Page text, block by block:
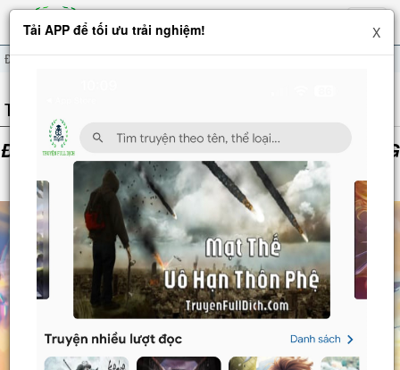
Hiện
menu
Đại Thừa Kỳ Mới Có Nghịch Tập Hệ Thống
THÔNG TIN TRUYỆN
ĐẠI THỪA KỲ MỚI CÓ NGHỊCH TẬP HỆ THỐNG
Tải APP để tối ưu trải nghiệm! X